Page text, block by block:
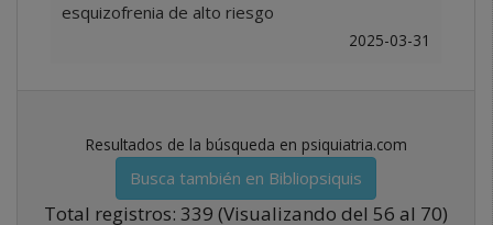
esquizofrenia de alto riesgo
2025-03-31
Resultados de la búsqueda en psiquiatria.com
Busca también en Bibliopsiquis
Total registros: 339 (Visualizando del 56 al 70)